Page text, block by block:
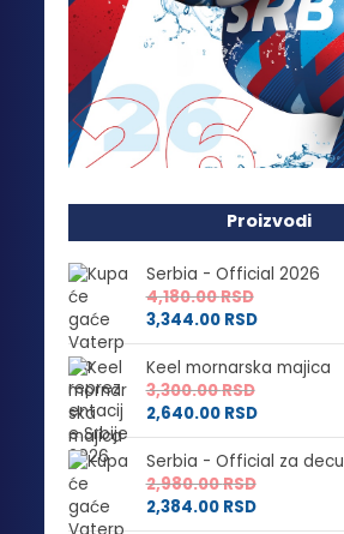
Proizvodi
Serbia - Official 2026
4,180.00RSD
3,344.00 RSD
Keel mornarska majica
3,300.00RSD
2,640.00 RSD
Serbia - Official za decu
2,980.00RSD
2,384.00 RSD